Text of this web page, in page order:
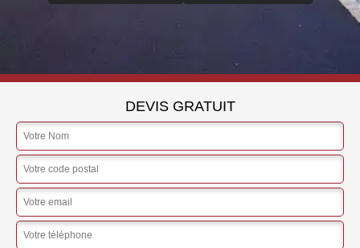
DEVIS GRATUIT